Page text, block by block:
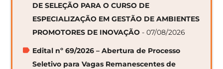
DE SELEÇÃO PARA O CURSO DE
ESPECIALIZAÇÃO EM GESTÃO DE AMBIENTES
PROMOTORES DE INOVAÇÃO - 07/08/2026
Edital nº 69/2026 – Abertura de Processo
Seletivo para Vagas Remanescentes de